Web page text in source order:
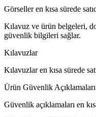
Görseller en kısa sürede
Kılavuz ve ürün belgeleri,
güvenlik bilgileri sağlar.
Kılavuzlar
Kılavuzlar en kısa sürede
Ürün Güvenlik Açıklamaları
Güvenlik açıklamaları en